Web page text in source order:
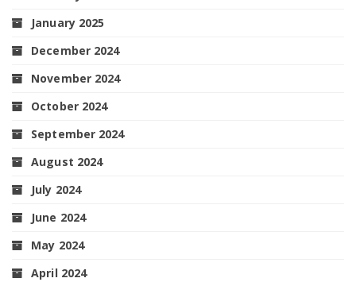
January 2025
December 2024
November 2024
October 2024
September 2024
August 2024
July 2024
June 2024
May 2024
April 2024